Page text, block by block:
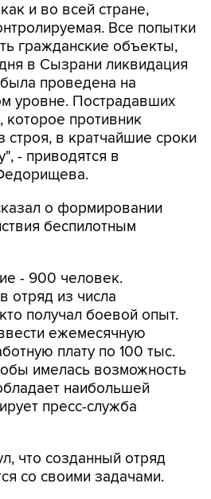
и во всей стране,
Все попытки
гражданские объекты,
в Сызрани ликвидация
проведена на
уровне. Пострадавших
которое противник
строя, в кратчайшие сроки
- приводятся в
о формировании
беспилотным
- 900 человек.
отряд из числа
получал боевой опыт.
ежемесячную
плату по 100 тыс.
имелась возможность
наибольшей
пресс-служба
что созданный отряд
со своими задачами.